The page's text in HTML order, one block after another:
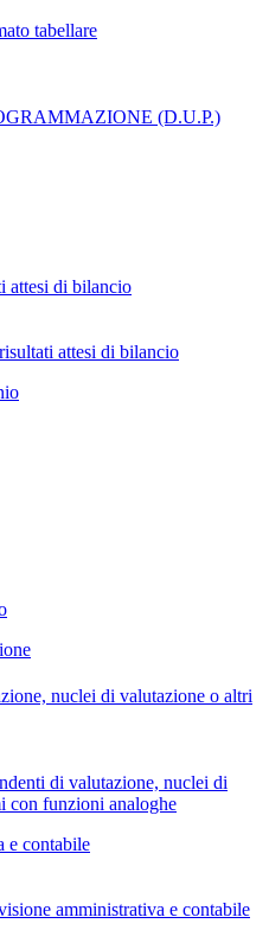
tabellare
(D.U.P.)
attesi di bilancio
attesi di bilancio
nuclei di valutazione o altri
di valutazione, nuclei di
con funzioni analoghe
e contabile
amministrativa e contabile